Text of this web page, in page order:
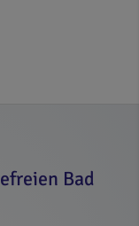
Bad